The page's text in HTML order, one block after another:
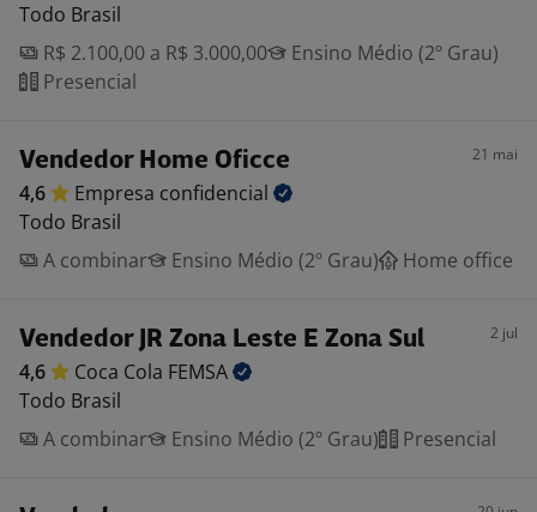
Todo Brasil
R$ 2.100,00 a R$ 3.000,00
Ensino Médio (2º Grau)
Presencial
Vendedor Home Oficce 21 mai
4,6 Empresa confidencial
Todo Brasil
A combinar
Ensino Médio (2º Grau) Home office
Vendedor JR Zona Leste E Zona Sul 2 jul
4,6 Coca Cola FEMSA
Todo Brasil
A combinar
Ensino Médio (2º Grau) Presencial